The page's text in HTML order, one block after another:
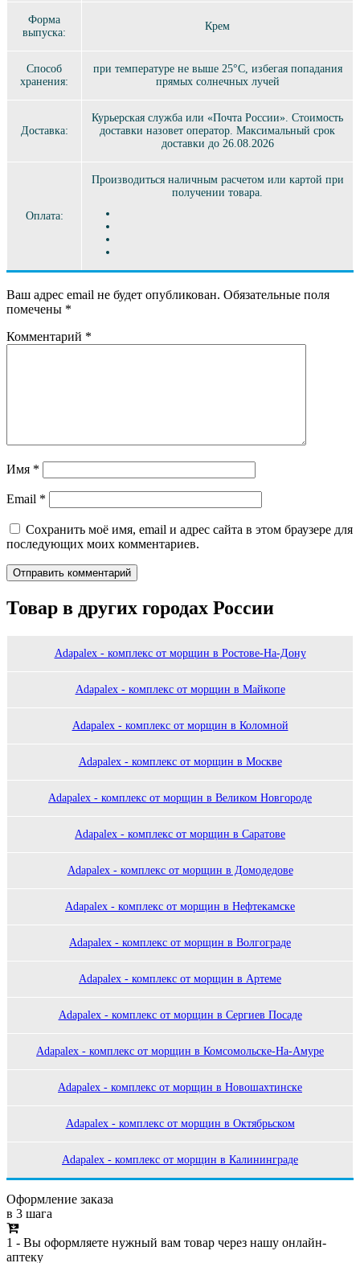
Форма
выпуска:
Крем
Способ
хранения:
при температуре не выше 25°C, избегая попадания
прямых солнечных лучей
Доставка:
Курьерская служба или «Почта России». Стоимость
доставки назовет оператор. Максимальный срок
доставки до 26.08.2026
Оплата:
Производиться наличным расчетом или картой при
получении товара.
Ваш адрес email не будет опубликован. Обязательные поля
помечены *
Комментарий *
Имя *
Email *
Сохранить моё имя, email и адрес сайта в этом браузере для
последующих моих комментариев.
Товар в других городах России
Adapalex - комплекс от морщин в Ростове-На-Дону
Adapalex - комплекс от морщин в Майкопе
Adapalex - комплекс от морщин в Коломной
Adapalex - комплекс от морщин в Москве
Adapalex - комплекс от морщин в Великом Новгороде
Adapalex - комплекс от морщин в Саратове
Adapalex - комплекс от морщин в Домодедове
Adapalex - комплекс от морщин в Нефтекамске
Adapalex - комплекс от морщин в Волгограде
Adapalex - комплекс от морщин в Артеме
Adapalex - комплекс от морщин в Сергиев Посаде
Adapalex - комплекс от морщин в Комсомольске-На-Амуре
Adapalex - комплекс от морщин в Новошахтинске
Adapalex - комплекс от морщин в Октябрьском
Adapalex - комплекс от морщин в Калининграде
Оформление заказа
в 3 шага
1 - Вы оформляете нужный вам товар через нашу онлайн-
аптеку